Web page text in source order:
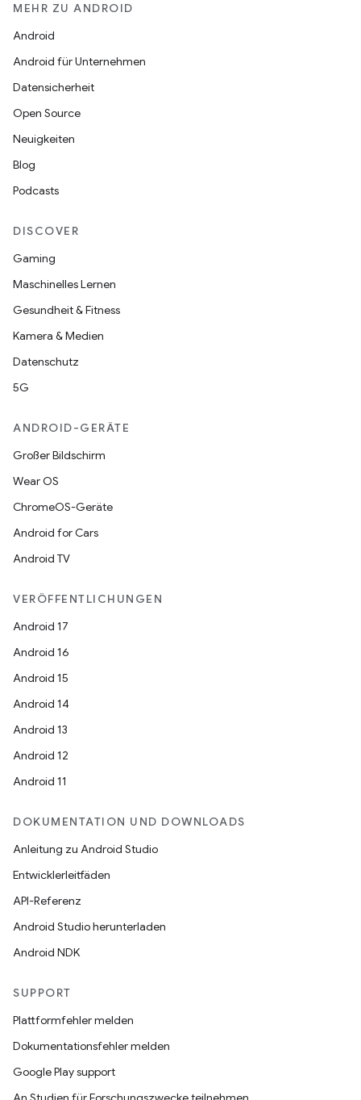
MEHR ZU ANDROID
Android
Android für Unternehmen
Datensicherheit
Open Source
Neuigkeiten
Blog
Podcasts
DISCOVER
Gaming
Maschinelles Lernen
Gesundheit & Fitness
Kamera & Medien
Datenschutz
5G
ANDROID-GERÄTE
Großer Bildschirm
Wear OS
ChromeOS-Geräte
Android for Cars
Android TV
VERÖFFENTLICHUNGEN
Android 17
Android 16
Android 15
Android 14
Android 13
Android 12
Android 11
DOKUMENTATION UND DOWNLOADS
Anleitung zu Android Studio
Entwicklerleitfäden
API-Referenz
Android Studio herunterladen
Android NDK
SUPPORT
Plattformfehler melden
Dokumentationsfehler melden
Google Play support